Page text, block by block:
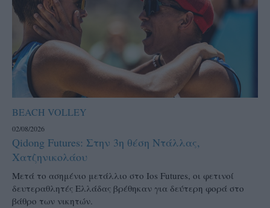
BEACH VOLLEY
02/08/2026
Qidong Futures: Στην 3η θέση Ντάλλας,
Χατζηνικολάου
Μετά το ασημένιο μετάλλιο στο Ios Futures, οι φετινοί
δευτεραθλητές Ελλάδας βρέθηκαν για δεύτερη φορά στο
βάθρο των νικητών.